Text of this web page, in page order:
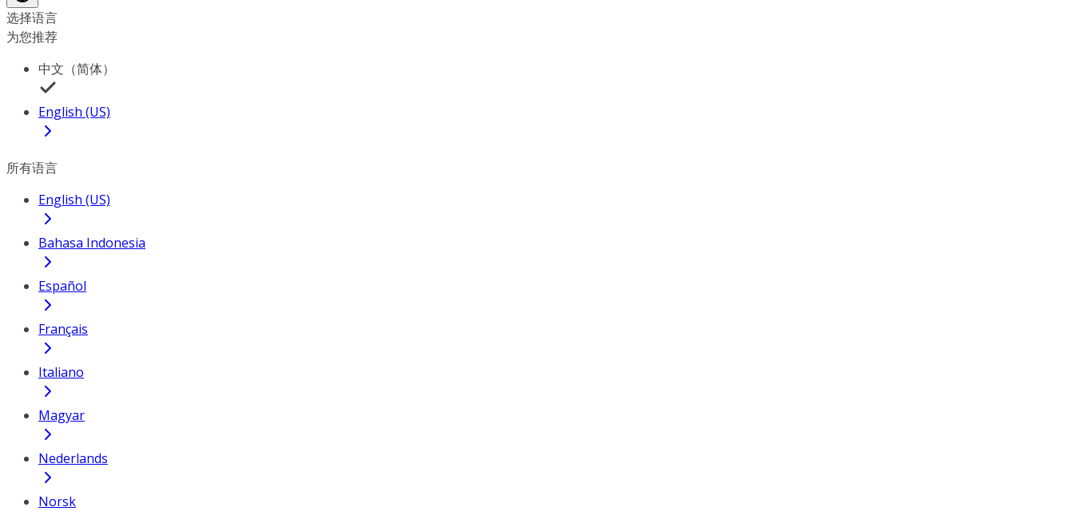
选择语言
为您推荐
中文（简体）
English (US)
所有语言
English (US)
Bahasa Indonesia
Español
Français
Italiano
Magyar
Nederlands
Norsk